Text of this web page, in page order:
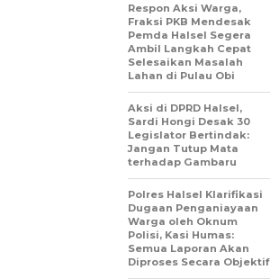
Respon Aksi Warga,
Fraksi PKB Mendesak
Pemda Halsel Segera
Ambil Langkah Cepat
Selesaikan Masalah
Lahan di Pulau Obi
Aksi di DPRD Halsel,
Sardi Hongi Desak 30
Legislator Bertindak:
Jangan Tutup Mata
terhadap Gambaru
Polres Halsel Klarifikasi
Dugaan Penganiayaan
Warga oleh Oknum
Polisi, Kasi Humas:
Semua Laporan Akan
Diproses Secara Objektif